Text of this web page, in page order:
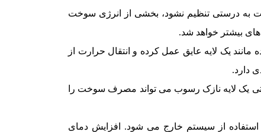
به درستی تنظیم نشود، بخشی از انرژی سوخت
بیشتر خواهد شد.
یک لایه عایق عمل کرده و انتقال حرارت از
دارد.
یک لایه نازک رسوب می تواند مصرف سوخت را
استفاده از سیستم خارج می شود. افزایش دمای